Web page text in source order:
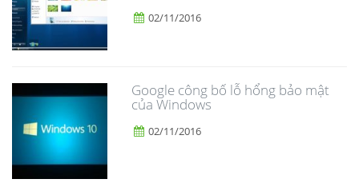
02/11/2016
Google công bố lỗ hổng bảo mật
của Windows
02/11/2016